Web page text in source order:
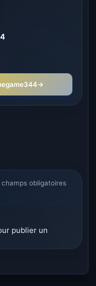
→
obligatoires
publier un